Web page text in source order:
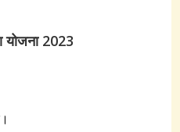
योजना2023